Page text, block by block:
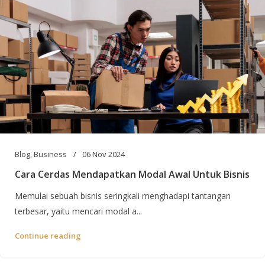
Blog,Business 06 Nov 2024
Cara Cerdas Mendapatkan Modal Awal Untuk Bisnis
Memulai sebuah bisnis seringkali menghadapi tantangan
terbesar, yaitu mencari modal a...
Continue reading